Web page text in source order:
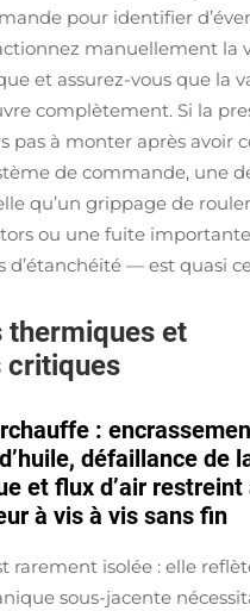
pour identifier
manuellement la
et assurez-vous que la
complètement. Si la
pas à monter après avoir
de commande, une
qu’un grippage de
ou une fuite
d’étanchéité — est quasi
thermiques et
critiques
:
défaillance de
et flux d’air restreint
à vis à vis sans fin
rarement isolée : elle
sous-jacente